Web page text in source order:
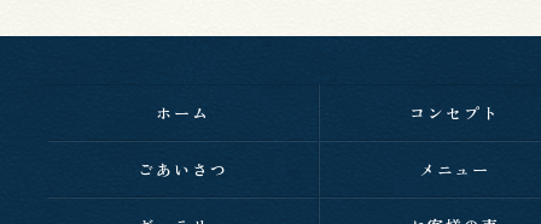
ホーム コンセプト
ごあいさつ メニュー